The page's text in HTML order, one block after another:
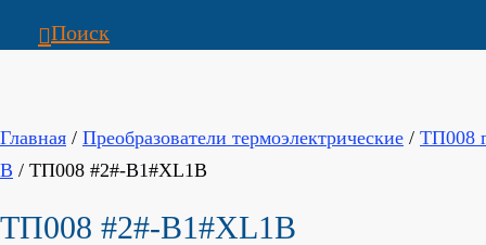
Поиск
Главная / Преобразователи термоэлектрические / ТП008
B / ТП008 #2#-B1#XL1B
ТП008 #2#-B1#XL1B